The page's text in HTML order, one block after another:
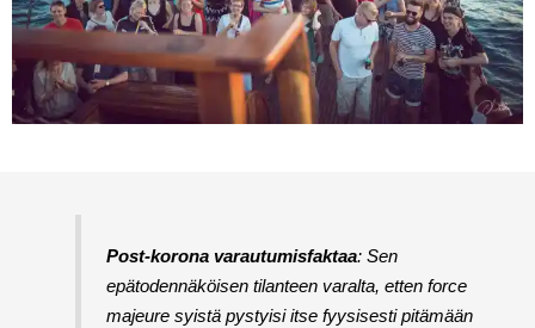
Post-korona varautumisfaktaa: Sen
epätodennäköisen tilanteen varalta, etten force
majeure syistä pystyisi itse fyysisesti pitämään